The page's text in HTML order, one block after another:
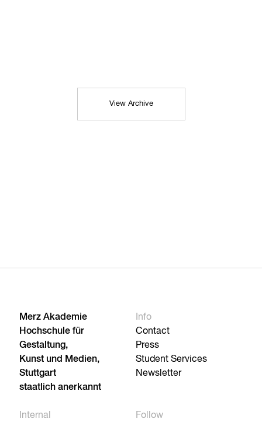
View Archive
Merz Akademie
Hochschule für
Gestaltung,
Kunst und Medien,
Stuttgart
staatlich anerkannt
Info
Contact
Press
Student Services
Newsletter
Internal Follow